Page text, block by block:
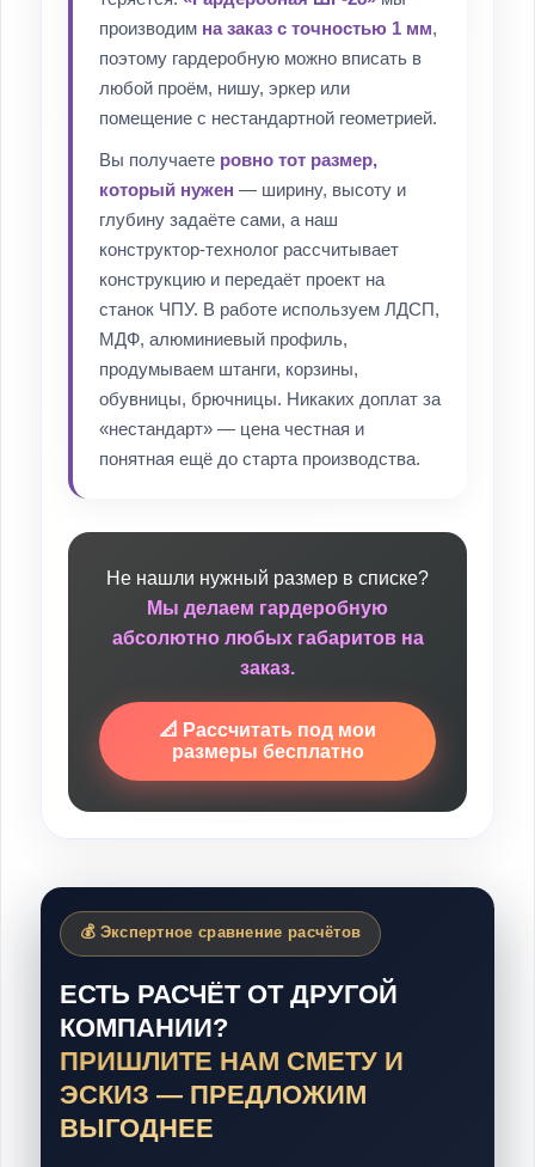
производим на заказ с точностью 1 мм,
поэтому гардеробную можно вписать в
любой проём, нишу, эркер или
помещение с нестандартной геометрией.
Вы получаете ровно тот размер,
который нужен — ширину, высоту и
глубину задаёте сами, а наш
конструктор-технолог рассчитывает
конструкцию и передаёт проект на
станок ЧПУ. В работе используем ЛДСП,
МДФ, алюминиевый профиль,
продумываем штанги, корзины,
обувницы, брючницы. Никаких доплат за
«нестандарт» — цена честная и
понятная ещё до старта производства.
Не нашли нужный размер в списке?
Мы делаем гардеробную
абсолютно любых габаритов на
заказ.
📐 Рассчитать под мои
размеры бесплатно
💰 Экспертное сравнение расчётов
ЕСТЬ РАСЧЁТ ОТ ДРУГОЙ
КОМПАНИИ?
ПРИШЛИТЕ НАМ СМЕТУ И
ЭСКИЗ — ПРЕДЛОЖИМ
ВЫГОДНЕЕ